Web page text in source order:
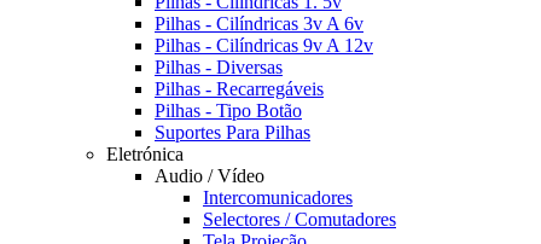
Pilhas - Cilíndricas 3v A 6v
Pilhas - Cilíndricas 9v A 12v
Pilhas - Diversas
Pilhas - Recarregáveis
Pilhas - Tipo Botão
Suportes Para Pilhas
Eletrónica
Audio / Vídeo
Intercomunicadores
Selectores / Comutadores